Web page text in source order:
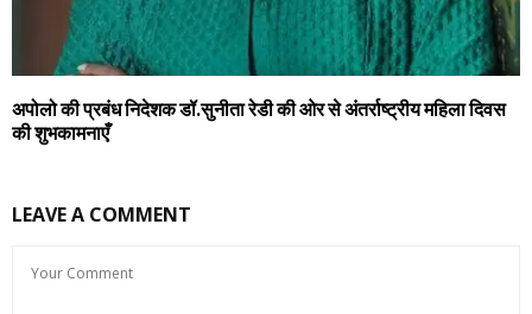
अपोलो की प्रबंध निदेशक डॉ.सुनीता रेडी की ओर से अंतर्राष्ट्रीय महिला दिवस
की शुभकामनाएँ
LEAVE A COMMENT